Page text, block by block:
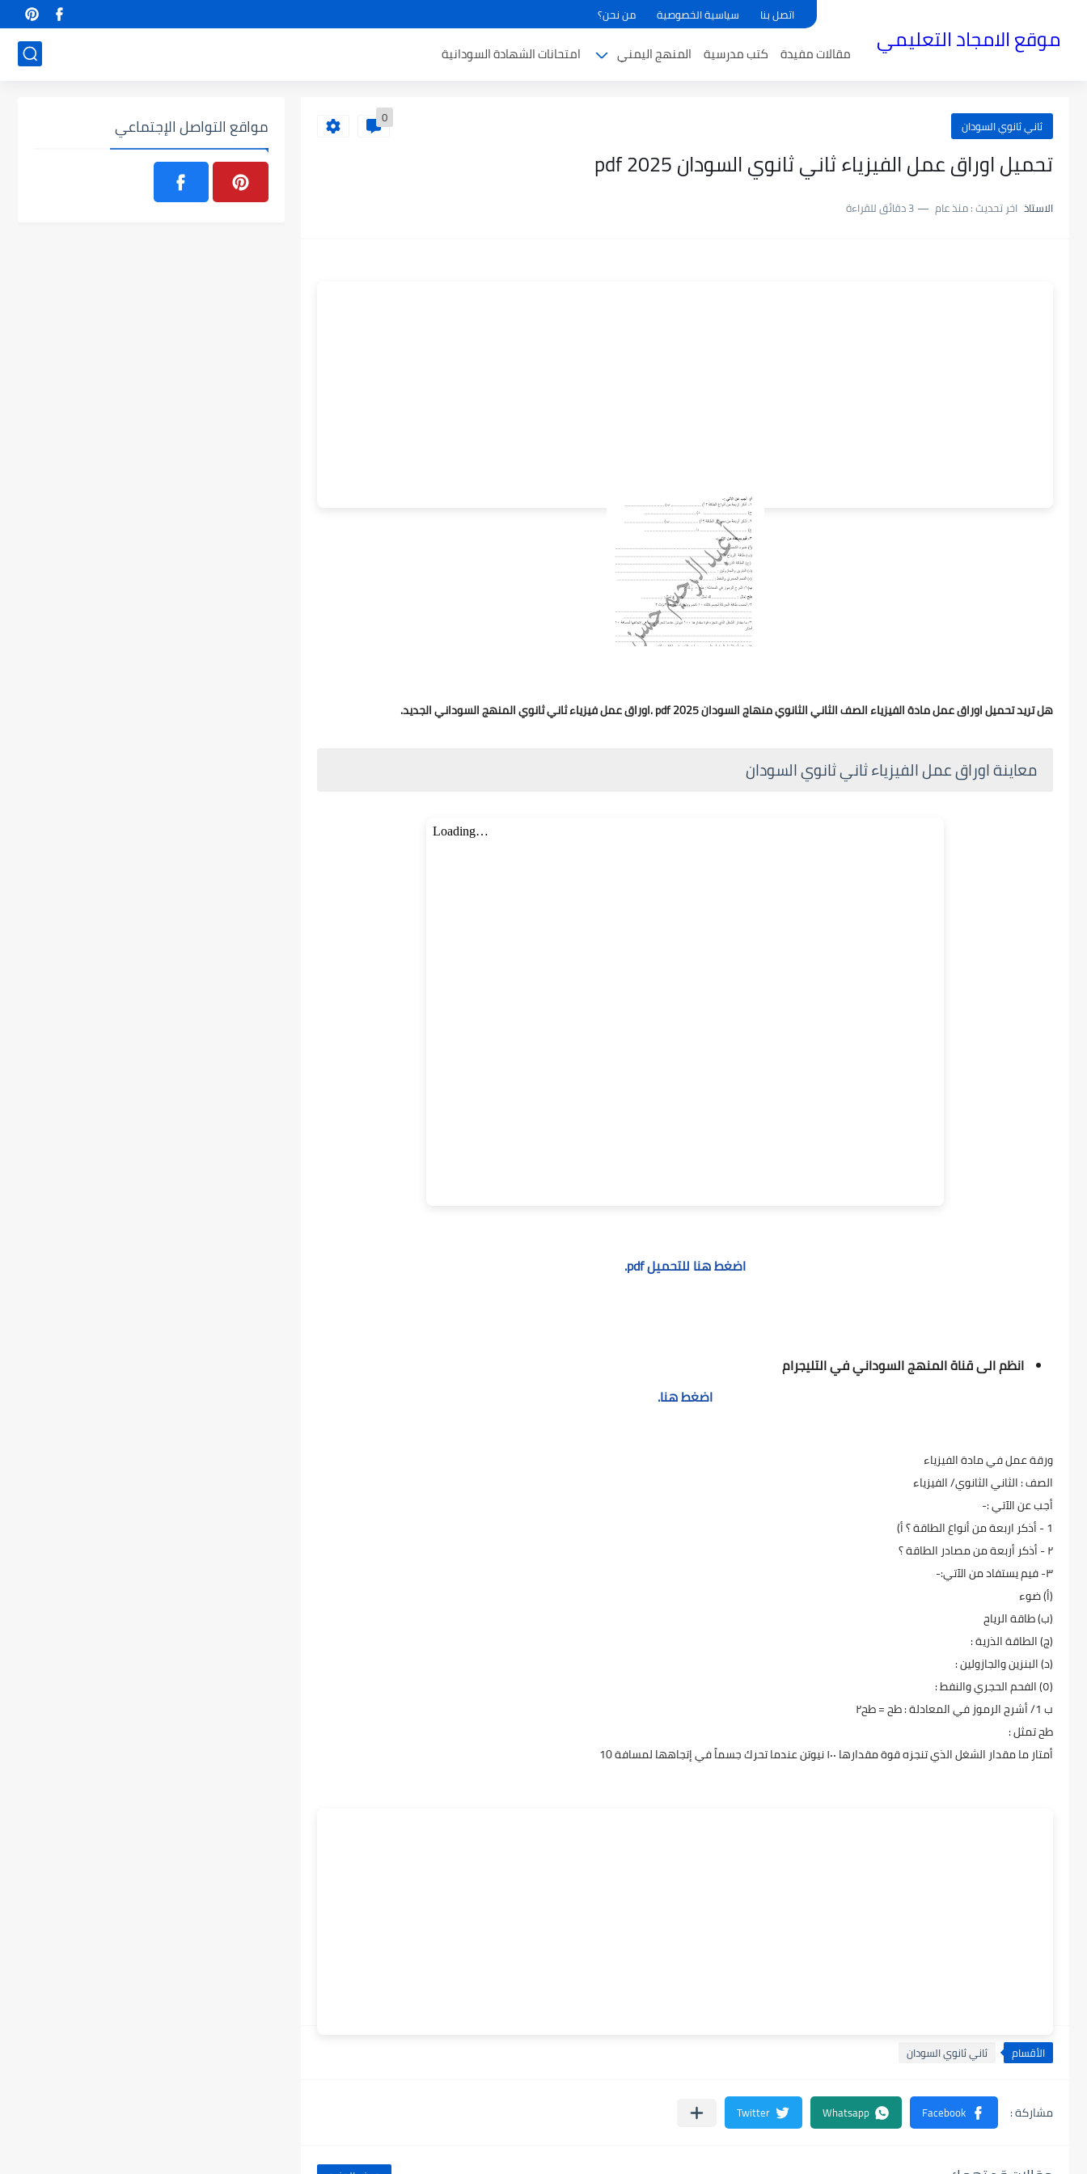
اتصل بنا سياسية الخصوصية من نحن؟
موقع الامجاد التعليمي مقالات مفيدة كتب مدرسية المنهج اليمني امتحانات الشهادة السودانية
ثاني ثانوي السودان 0
تحميل اوراق عمل الفيزياء ثاني ثانوي السودان 2025 pdf
الاستاذ اخر تحديث :منذ عام 3 دقائق للقراءة
هل تريد تحميل اوراق عمل مادة الفيزياء الصف الثاني الثانوي منهاج السودان 2025 pdf .اوراق عمل فيزياء ثاني ثانوي المنهج السوداني الجديد.
معاينة اوراق عمل الفيزياء ثاني ثانوي السودان
اضغط هنا للتحميل pdf.
انظم الى قناة المنهج السوداني في التليجرام
اضغط هنا.
ورقة عمل في مادة الفيزياء
الصف : الثاني الثانوي/ الفيزياء
أجب عن الآتي :-
1 - أذكر اربعة من أنواع الطاقة ؟ أ)
٢ - أذكر أربعة من مصادر الطاقة ؟
٣- فيم يستفاد من الآتي:-
(أ) ضوء
(ب) طاقة الرياح
(ج) الطاقة الذرية :
(د) البنزين والجازولين :
(٥) الفحم الحجري والنفط :
ب 1/ أشرح الرموز في المعادلة : طح = طح۲
طح تمثل :
أمتار ما مقدار الشغل الذي تنجزه قوة مقدارها ۱۰۰ نیوتن عندما تحرك جسماً في إتجاهها لمسافة 10
الأقسام ثاني ثانوي السودان
مواقع التواصل الإجتماعي